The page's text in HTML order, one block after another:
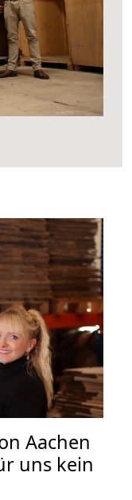
Aachen
uns kein